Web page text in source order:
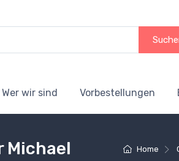
Wer wir sind Vorbestellungen
Home
Michael